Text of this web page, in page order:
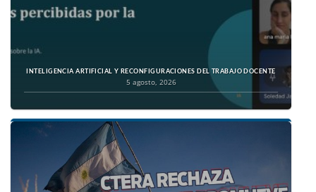
INTELIGENCIA ARTIFICIAL Y RECONFIGURACIONES DEL TRABAJO DOCENTE
5 agosto, 2026